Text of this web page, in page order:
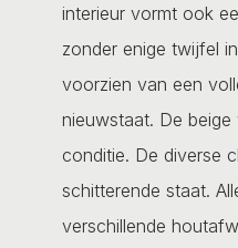
interieur vormt ook
zonder enige twijfel
voorzien van een
nieuwstaat. De beige
conditie. De diverse
schitterende staat.
verschillende